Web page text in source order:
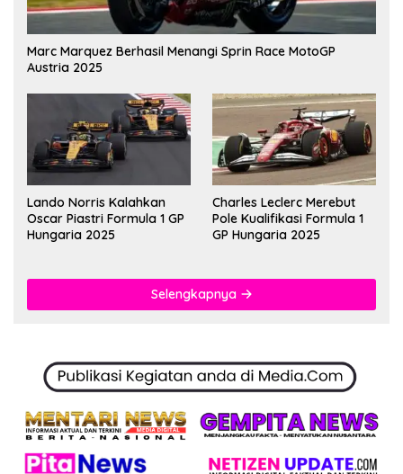
Marc Marquez Berhasil Menangi Sprin Race MotoGP
Austria 2025
Lando Norris Kalahkan
Oscar Piastri Formula 1 GP
Hungaria 2025
Charles Leclerc Merebut
Pole Kualifikasi Formula 1
GP Hungaria 2025
Selengkapnya